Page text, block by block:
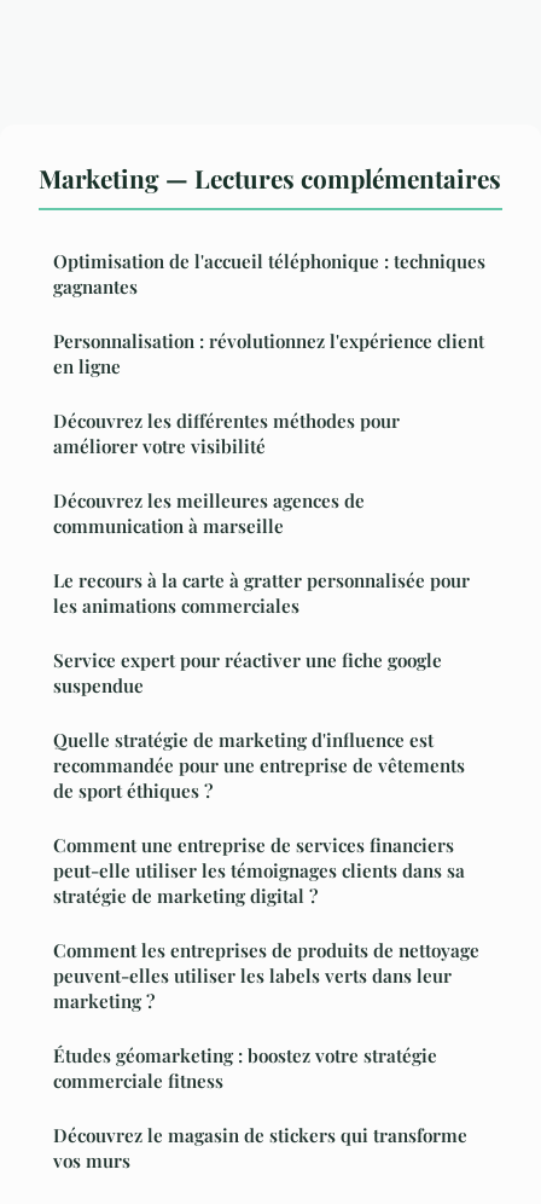
Marketing — Lectures complémentaires
Optimisation de l'accueil téléphonique : techniques
gagnantes
Personnalisation : révolutionnez l'expérience client
en ligne
Découvrez les différentes méthodes pour
améliorer votre visibilité
Découvrez les meilleures agences de
communication à marseille
Le recours à la carte à gratter personnalisée pour
les animations commerciales
Service expert pour réactiver une fiche google
suspendue
Quelle stratégie de marketing d'influence est
recommandée pour une entreprise de vêtements
de sport éthiques ?
Comment une entreprise de services financiers
peut-elle utiliser les témoignages clients dans sa
stratégie de marketing digital ?
Comment les entreprises de produits de nettoyage
peuvent-elles utiliser les labels verts dans leur
marketing ?
Études géomarketing : boostez votre stratégie
commerciale fitness
Découvrez le magasin de stickers qui transforme
vos murs